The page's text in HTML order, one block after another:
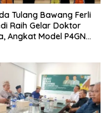
Tulang Bawang Ferli
Raih Gelar Doktor
Angkat Model P4GN